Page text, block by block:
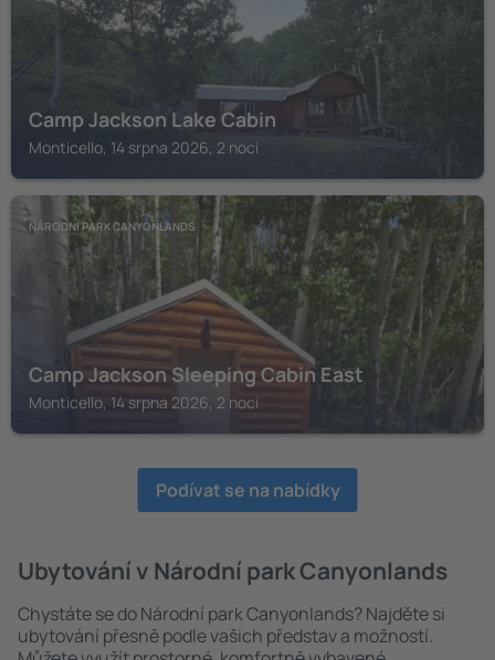
Camp Jackson Lake Cabin
Monticello, 14 srpna 2026, 2 noci
NÁRODNÍ PARK CANYONLANDS
Camp Jackson Sleeping Cabin East
Monticello, 14 srpna 2026, 2 noci
Podívat se na nabídky
Ubytování v Národní park Canyonlands
Chystáte se do Národní park Canyonlands? Najděte si
ubytování přesně podle vašich představ a možností.